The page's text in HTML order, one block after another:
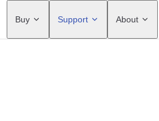
Buy Support About